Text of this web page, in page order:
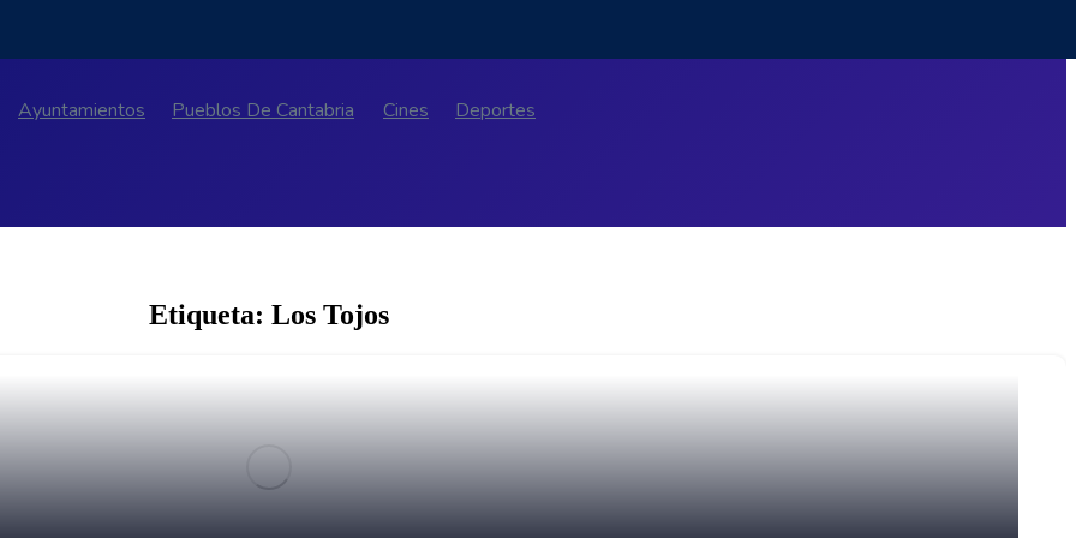
Ayuntamientos Pueblos De Cantabria Cines Deportes
Etiqueta: Los Tojos